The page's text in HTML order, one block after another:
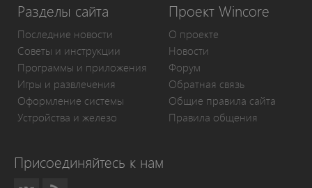
Разделы сайта
Последние новости
Советы и инструкции
Программы и приложения
Игры и развлечения
Оформление системы
Устройства и железо
Проект Wincore
О проекте
Новости
Форум
Обратная связь
Общие правила сайта
Правила общения
Присоединяйтесь к нам